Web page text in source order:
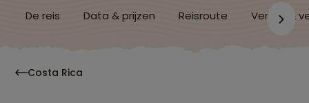
De reis Data & prijzen Reisroute Verblijf &
Costa Rica